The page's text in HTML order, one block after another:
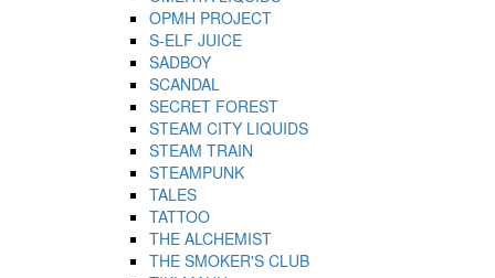
OPMH PROJECT
S-ELF JUICE
SADBOY
SCANDAL
SECRET FOREST
STEAM CITY LIQUIDS
STEAM TRAIN
STEAMPUNK
TALES
TATTOO
THE ALCHEMIST
THE SMOKER'S CLUB